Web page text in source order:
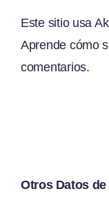
Este sitio usa
Aprende cómo
comentarios.
Otros Datos